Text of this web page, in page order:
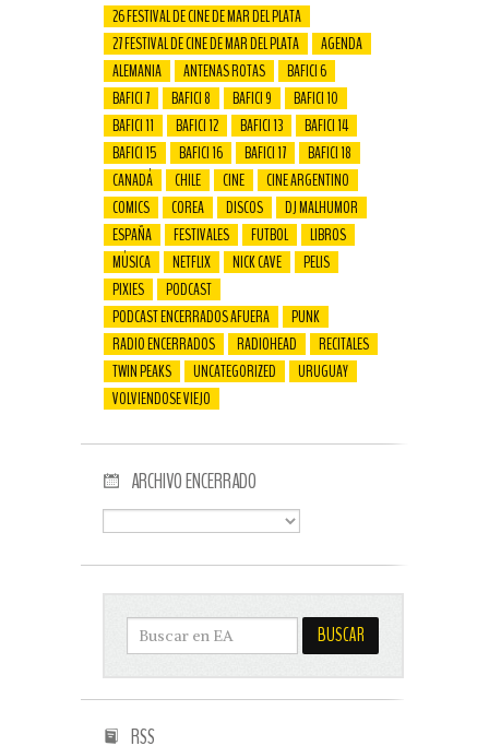
26 FESTIVAL DE CINE DE MAR DEL PLATA
27 FESTIVAL DE CINE DE MAR DEL PLATA
AGENDA
ALEMANIA
ANTENAS ROTAS
BAFICI 6
BAFICI 7
BAFICI 8 BAFICI 9
BAFICI 10
BAFICI 11
BAFICI 12 BAFICI 13
BAFICI 14
BAFICI 15
BAFICI 16 BAFICI 17
BAFICI 18
CANADÁ
CHILE CINE
CINE ARGENTINO
COMICS
COREA DISCOS
DJ MALHUMOR
ESPAÑA
FESTIVALES FUTBOL
LIBROS
MÚSICA
NETFLIX NICK CAVE
PELIS
PIXIES
PODCAST
PODCAST ENCERRADOS AFUERA
PUNK
RADIO ENCERRADOS
RADIOHEAD
RECITALES
TWIN PEAKS
UNCATEGORIZED
URUGUAY
VOLVIENDOSE VIEJO
ARCHIVO ENCERRADO
RSS